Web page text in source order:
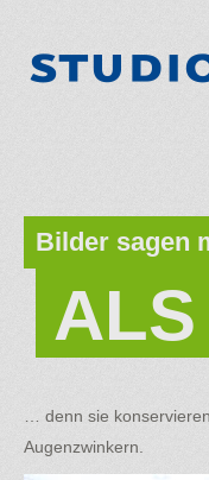
Bilder sagen
… denn sie
Augenzwinkern.